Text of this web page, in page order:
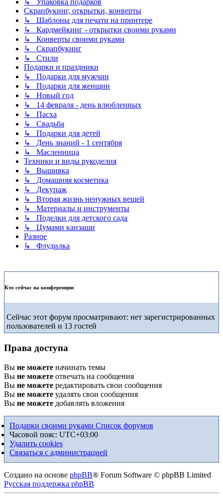
↳ Упаковка подарков
Скрапбукинг, открытки, конверты
↳ Шаблоны для печати на принтере
↳ Кардмейкинг - открытки своими руками
↳ Конверты своими руками
↳ Скрапбукинг
↳ Стили
Подарки и праздники
↳ Подарки для мужчин
↳ Подарки для женщин
↳ Новый год
↳ 14 февраля - день влюбленных
↳ Пасха
↳ Свадьба
↳ Подарки для детей
↳ День знаний - 1 сентября
↳ Масленница
Техники и виды рукоделия
↳ Вышивка
↳ Домашняя косметика
↳ Декупаж
↳ Вторая жизнь ненужных вещей
↳ Материалы и инструменты
↳ Поделки для детского сада
↳ Цумами канзаши
Разное
↳ Флудилка
Кто сейчас на конференции
Сейчас этот форум просматривают: нет зарегистрированных
пользователей и 13 гостей
Права доступа
Вы не можете начинать темы
Вы не можете отвечать на сообщения
Вы не можете редактировать свои сообщения
Вы не можете удалять свои сообщения
Вы не можете добавлять вложения
Подарки своими руками Список форумов
Часовой пояс: UTC+03:00
Удалить cookies
Связаться с администрацией
Создано на основе phpBB® Forum Software © phpBB Limited
Русская поддержка phpBB